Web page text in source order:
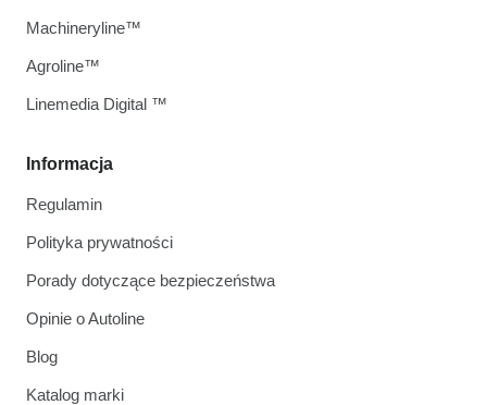
Informacja
Regulamin
Polityka prywatności
Porady dotyczące bezpieczeństwa
Opinie o Autoline
Blog
Katalog marki
Machineryline™
Agroline™
Linemedia Digital ™